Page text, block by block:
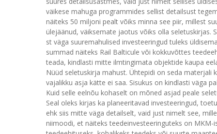
väikese mahuga programmides sellist detailsust
näiteks 50 miljoni pealt võiks minna see piir, millest
ülejäänud, väiksemate jaotus võiks olla seletuskirjas.
st väga suuremahulised investeeringud tuleks
summad näiteks Rail Balticule või kokkuvõttes
teada, kindlasti mitte ilmtingimata objektide kaupa
Nüüd seletuskirja mahust. Ühtepidi on seda materjali
vajalikku asja kätte ei saa. Sisukus on kindlasti väga
Kuid selle eelnõu kohaselt on mõned asjad peale
Seal oleks kirjas ka planeeritavad investeeringud,
ehk siis mitte väga detailselt, vaid just nimelt see,
niimoodi, et näiteks teedeinvesteeringuteks on